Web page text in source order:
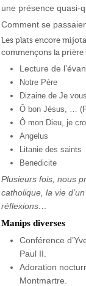
une présence quasi-
Comment se
Les plats encore
commençons la prière
Lecture de
Notre Père
Dizaine de Je
Ô bon Jésus, …
Ô mon Dieu, je
Angelus
Litanie des saints
Benedicite
Plusieurs fois, nous
catholique, la vie
réflexions…
Manips diverses
Conférence
Paul II.
Adoration
Montmartre.